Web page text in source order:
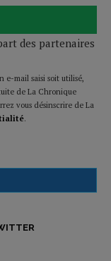
des partenaires
e-mail saisi soit utilisé,
de La Chronique
vous désinscrire de La
.